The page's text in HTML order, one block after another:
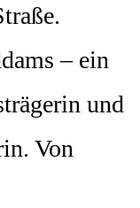
– ein
und
Von